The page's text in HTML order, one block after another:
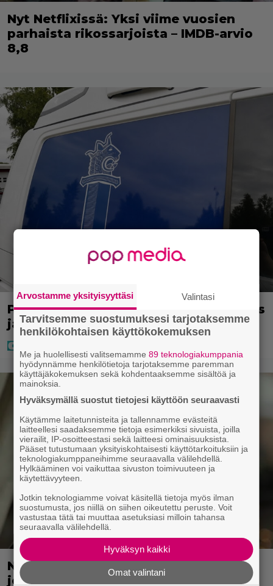
Nyt Netflixissä: Yksi viime vuosien
parhaista rikossarjoista – IMDB-arvio
8,8
Poliisilla tehovalvonta – tästä kysymys
ja näin kauan kestää
Nyt suoratoistona: Upea rikosleffa
joka sisälsi rajun kohtauksen – pään
Arvostamme yksityisyyttäsi Valintasi
Tarvitsemme suostumuksesi tarjotaksemme
henkilökohtaisen käyttökokemuksen
Me ja huolellisesti valitsemamme89 teknologiakumppania
hyödynnämme henkilötietoja tarjotaksemme paremman
käyttäjäkokemuksen sekä kohdentaaksemme sisältöä ja
mainoksia.
Hyväksymällä suostut tietojesi käyttöön seuraavasti
Käytämme laitetunnisteita ja tallennamme evästeitä
laitteellesi saadaksemme tietoja esimerkiksi sivuista, joilla
vierailit, IP-osoitteestasi sekä laitteesi ominaisuuksista.
Pääset tutustumaan yksityiskohtaisesti käyttötarkoituksiin ja
teknologiakumppaneihimme seuraavalla välilehdellä.
Hylkääminen voi vaikuttaa sivuston toimivuuteen ja
käytettävyyteen.
Jotkin teknologiamme voivat käsitellä tietoja myös ilman
suostumusta, jos niillä on siihen oikeutettu peruste. Voit
vastustaa tätä tai muuttaa asetuksiasi milloin tahansa
seuraavalla välilehdellä.
Hyväksyn kaikki
Omat valintani